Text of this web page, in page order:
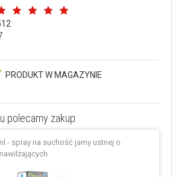
PRODUKT W MAGAZYNIE
polecamy zakup:
- spray na suchość jamy ustnej o